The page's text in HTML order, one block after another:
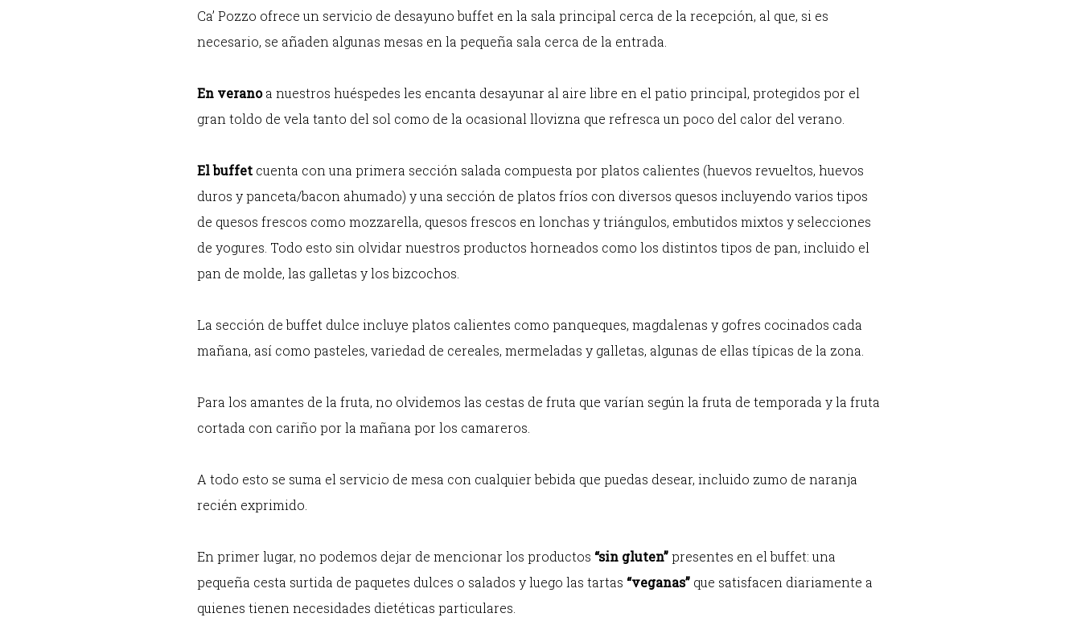
Ca’ Pozzo ofrece un servicio de desayuno buffet en la sala principal cerca de la recepción, al que, si es
necesario, se añaden algunas mesas en la pequeña sala cerca de la entrada.
En veranoa nuestros huéspedes les encanta desayunar al aire libre en el patio principal, protegidos por el
gran toldo de vela tanto del sol como de la ocasional llovizna que refresca un poco del calor del verano.
El buffet cuenta con una primera sección salada compuesta por platos calientes (huevos revueltos, huevos
duros y panceta/bacon ahumado) y una sección de platos fríos con diversos quesos incluyendo varios tipos
de quesos frescos como mozzarella, quesos frescos en lonchas y triángulos, embutidos mixtos y selecciones
de yogures. Todo esto sin olvidar nuestros productos horneados como los distintos tipos de pan, incluido el
pan de molde, las galletas y los bizcochos.
La sección de buffet dulce incluye platos calientes como panqueques, magdalenas y gofres cocinados cada
mañana, así como pasteles, variedad de cereales, mermeladas y galletas, algunas de ellas típicas de la zona.
Para los amantes de la fruta, no olvidemos las cestas de fruta que varían según la fruta de temporada y la fruta
cortada con cariño por la mañana por los camareros.
A todo esto se suma el servicio de mesa con cualquier bebida que puedas desear, incluido zumo de naranja
recién exprimido.
En primer lugar, no podemos dejar de mencionar los productos “sin gluten”presentes en el buffet: una
pequeña cesta surtida de paquetes dulces o salados y luego las tartas “veganas” que satisfacen diariamente a
quienes tienen necesidades dietéticas particulares.